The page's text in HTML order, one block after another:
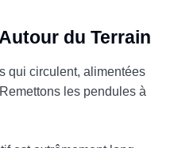
du Terrain
qui circulent, alimentées
les pendules à